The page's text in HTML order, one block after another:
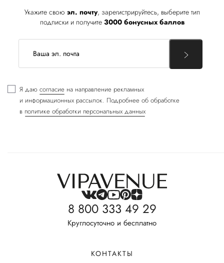
Укажите свою эл. почту, зарегистрируйтесь, выберите тип
подписки и получите 3000 бонусных баллов
Я даю согласие на направление рекламных
и информационных рассылок. Подробнее об обработке
в политике обработки персональных данных
8 800 333 49 29
Круглосуточно и бесплатно
КОНТАКТЫ